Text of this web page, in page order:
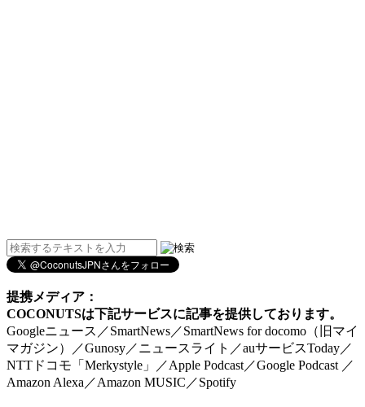
提携メディア：
COCONUTSは下記サービスに記事を提供しております。
Googleニュース／SmartNews／SmartNews for docomo（旧マイ
マガジン）／Gunosy／ニュースライト／auサービスToday／
NTTドコモ「Merkystyle」／Apple Podcast／Google Podcast ／
Amazon Alexa／Amazon MUSIC／Spotify